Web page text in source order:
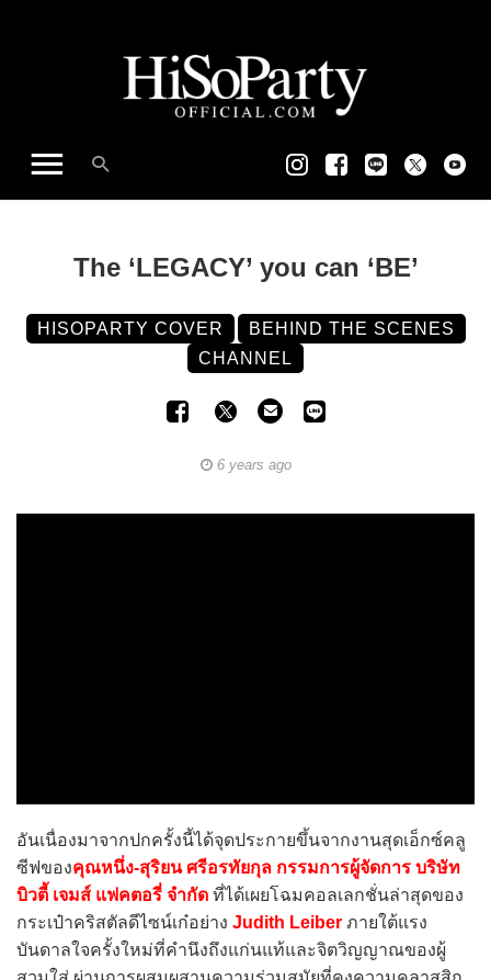
The ‘LEGACY’ you can ‘BE’
HISOPARTY COVER
BEHIND THE SCENES
CHANNEL
6 years ago
อันเนื่องมาจากปกครั้งนี้ได้จุดประกายขึ้นจากงานสุดเอ็กซ์คลู
ซีฟของคุณหนึ่ง-สุริยน ศรีอรทัยกุล กรรมการผู้จัดการ บริษัท
บิวตี้ เจมส์ แฟคตอรี่ จำกัด ที่ได้เผยโฉมคอลเลกชั่นล่าสุดของ
กระเป๋าคริสตัลดีไซน์เก๋อย่าง Judith Leiber ภายใต้แรง
บันดาลใจครั้งใหม่ที่คำนึงถึงแก่นแท้และจิตวิญญาณของผู้